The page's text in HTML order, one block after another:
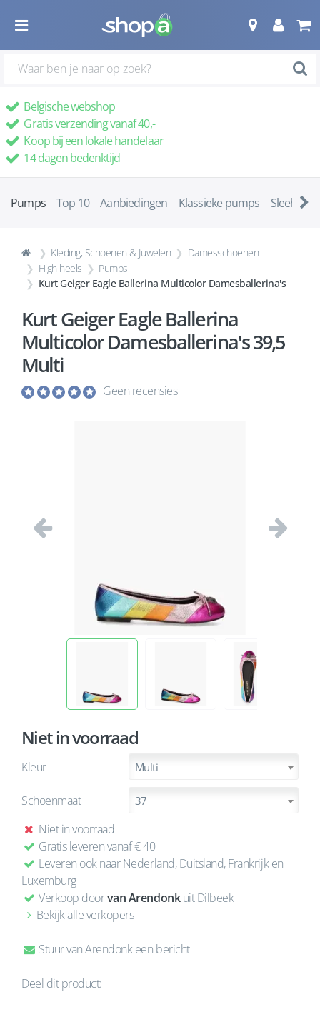
Belgische webshop
Gratis verzending vanaf 40,-
Koop bij een lokale handelaar
14 dagen bedenktijd
Pumps Top 10 Aanbiedingen Klassieke pumps
Kleding, Schoenen & Juwelen
Damesschoenen
High heels
Pumps
Kurt Geiger Eagle Ballerina Multicolor Damesballerina's
Kurt Geiger Eagle Ballerina
Multicolor Damesballerina's 39,5
Multi
Geen recensies
Vorige
Niet in voorraad
Kleur Multi
Schoenmaat 37
Niet in voorraad
Gratis leveren vanaf € 40
Leveren ook naar Nederland, Duitsland, Frankrijk en
Luxemburg
Verkoop doorvan Arendonkuit Dilbeek
Bekijk alle verkopers
Stuur van Arendonk een bericht
Deel dit product: